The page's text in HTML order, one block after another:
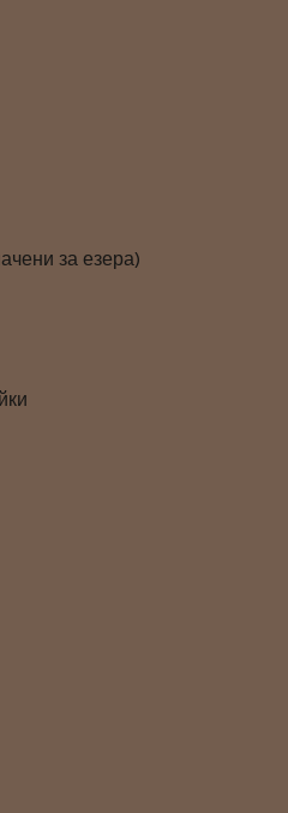
за езера)